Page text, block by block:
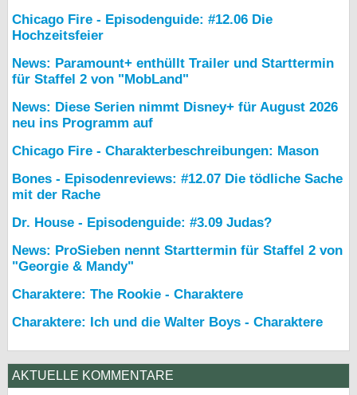
Chicago Fire - Episodenguide: #12.06 Die
Hochzeitsfeier
News: Paramount+ enthüllt Trailer und Starttermin
für Staffel 2 von "MobLand"
News: Diese Serien nimmt Disney+ für August 2026
neu ins Programm auf
Chicago Fire - Charakterbeschreibungen: Mason
Bones - Episodenreviews: #12.07 Die tödliche Sache
mit der Rache
Dr. House - Episodenguide: #3.09 Judas?
News: ProSieben nennt Starttermin für Staffel 2 von
"Georgie & Mandy"
Charaktere: The Rookie - Charaktere
Charaktere: Ich und die Walter Boys - Charaktere
AKTUELLE KOMMENTARE